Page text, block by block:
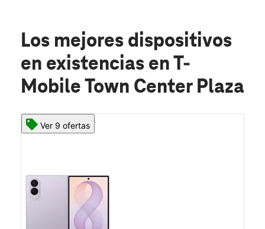
Los mejores dispositivos
en existencias en T-
Mobile Town Center Plaza
Ver 9 ofertas